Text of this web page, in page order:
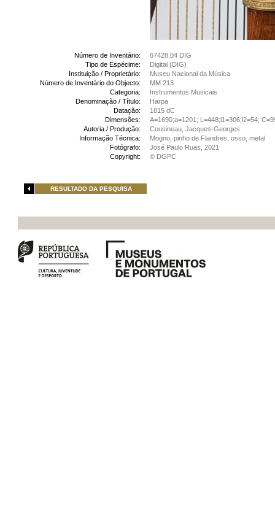
Número de Inventário:
67428.04 DIG
Tipo de Espécime:
Digital (DIG)
Instituição / Proprietário:
Museu Nacional da Música
Número de Inventário do Objecto:
MM 213
Categoria:
Instrumentos Musicais
Denominação / Título:
Harpa
Datação:
1815 dC
Dimensões:
A=1690;a=1201; L=448;l1=306;l2=54;
Autoria / Produção:
Cousineau, Jacques-Georges
Informação Técnica:
Mogno, pinho de Flandres, osso, metal
Fotógrafo:
José Paulo Ruas, 2021
Copyright:
© DGPC
RESULTADO DA PESQUISA